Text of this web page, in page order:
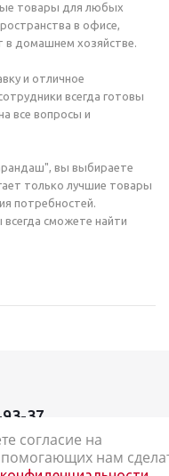
товары для любых
в офисе,
в домашнем хозяйстве.
и отличное
всегда готовы
все вопросы и
вы выбираете
только лучшие товары
потребностей.
сможете найти
37
канцелярских товаров
согласие на
нам